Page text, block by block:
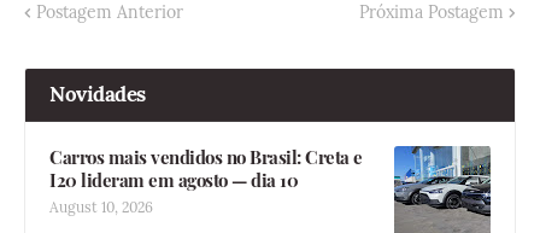
Postagem Anterior Próxima Postagem
Novidades
Carros mais vendidos no Brasil: Creta e
I20 lideram em agosto — dia 10
August 10, 2026